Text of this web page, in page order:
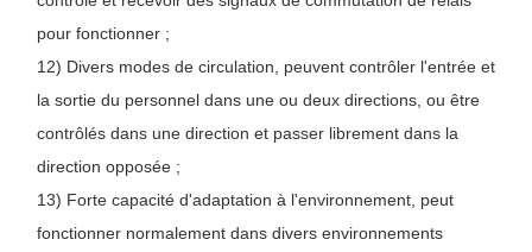
pour fonctionner ;
12) Divers modes de circulation, peuvent contrôler l'entrée et
la sortie du personnel dans une ou deux directions, ou être
contrôlés dans une direction et passer librement dans la
direction opposée ;
13) Forte capacité d'adaptation à l'environnement, peut
fonctionner normalement dans divers environnements